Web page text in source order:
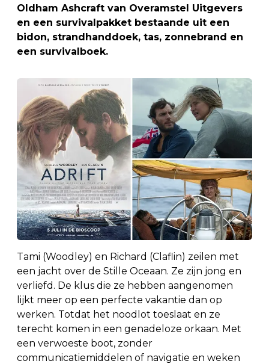
Oldham Ashcraft van Overamstel Uitgevers
en een survivalpakket bestaande uit een
bidon, strandhanddoek, tas, zonnebrand en
een survivalboek.
Tami (Woodley) en Richard (Claflin) zeilen met
een jacht over de Stille Oceaan. Ze zijn jong en
verliefd. De klus die ze hebben aangenomen
lijkt meer op een perfecte vakantie dan op
werken. Totdat het noodlot toeslaat en ze
terecht komen in een genadeloze orkaan. Met
een verwoeste boot, zonder
communicatiemiddelen of navigatie en weken